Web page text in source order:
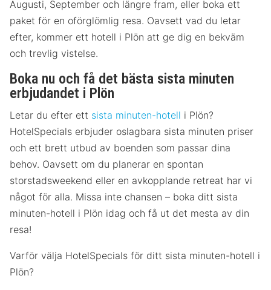
Augusti, September och längre fram, eller boka ett
paket för en oförglömlig resa. Oavsett vad du letar
efter, kommer ett hotell i Plön att ge dig en bekväm
och trevlig vistelse.
Boka nu och få det bästa sista minuten
erbjudandet i Plön
Letar du efter ett sista minuten-hotell i Plön?
HotelSpecials erbjuder oslagbara sista minuten priser
och ett brett utbud av boenden som passar dina
behov. Oavsett om du planerar en spontan
storstadsweekend eller en avkopplande retreat har vi
något för alla. Missa inte chansen – boka ditt sista
minuten-hotell i Plön idag och få ut det mesta av din
resa!
Varför välja HotelSpecials för ditt sista minuten-hotell i
Plön?